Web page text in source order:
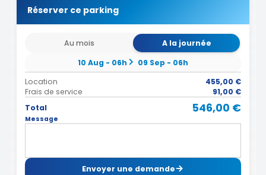
Réserver ce parking
Au mois
A la journée
10 Aug - 06h
09 Sep - 06h
Location
455,00 €
Frais de service
91,00 €
Total
546,00 €
Message
Envoyer une demande